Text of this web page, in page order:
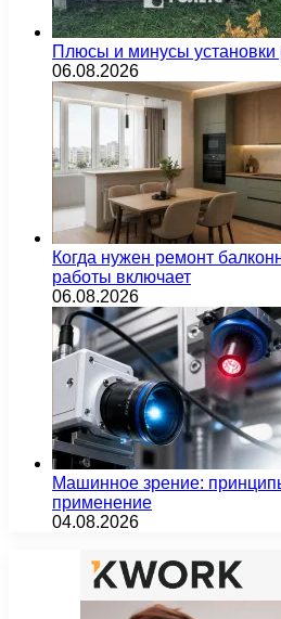
Плюсы и минусы установки
06.08.2026
Когда нужен ремонт
работы включает
06.08.2026
Машинное зрение:
применение
04.08.2026